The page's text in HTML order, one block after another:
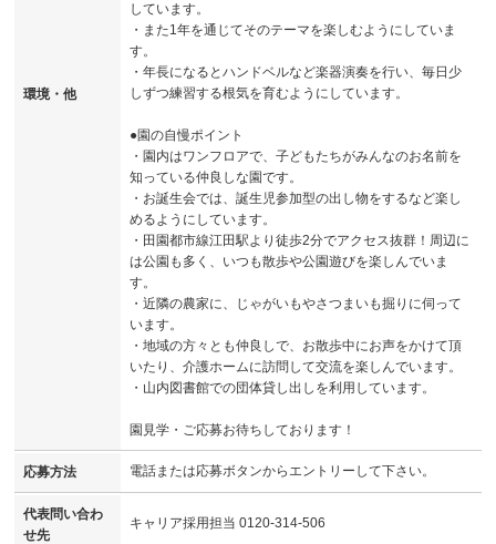
環境・他
しています。
・また1年を通じてそのテーマを楽しむようにしていま
す。
・年長になるとハンドベルなど楽器演奏を行い、毎日少
しずつ練習する根気を育むようにしています。
●園の自慢ポイント
・園内はワンフロアで、子どもたちがみんなのお名前を
知っている仲良しな園です。
・お誕生会では、誕生児参加型の出し物をするなど楽し
めるようにしています。
・田園都市線江田駅より徒歩2分でアクセス抜群！周辺に
は公園も多く、いつも散歩や公園遊びを楽しんでいま
す。
・近隣の農家に、じゃがいもやさつまいも掘りに伺って
います。
・地域の方々とも仲良しで、お散歩中にお声をかけて頂
いたり、介護ホームに訪問して交流を楽しんでいます。
・山内図書館での団体貸し出しを利用しています。
園見学・ご応募お待ちしております！
応募方法 電話または応募ボタンからエントリーして下さい。
代表問い合わ
せ先
キャリア採用担当 0120-314-506